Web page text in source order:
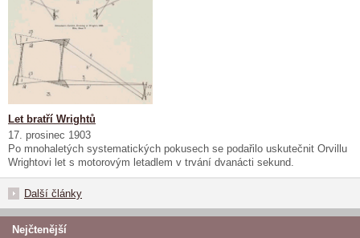
Let bratří Wrightů
17. prosinec 1903
Po mnohaletých systematických pokusech se podařilo uskutečnit Orvillu
Wrightovi let s motorovým letadlem v trvání dvanácti sekund.
Další články
Nejčtenější